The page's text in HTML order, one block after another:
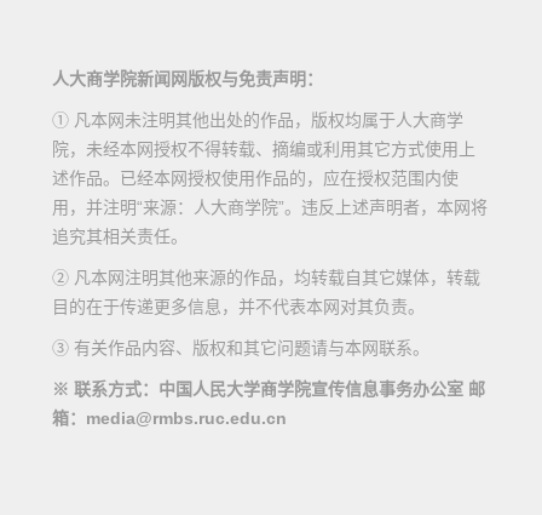
人大商学院新闻网版权与免责声明：
① 凡本网未注明其他出处的作品，版权均属于人大商学
院，未经本网授权不得转载、摘编或利用其它方式使用上
述作品。已经本网授权使用作品的，应在授权范围内使
用，并注明“来源：人大商学院”。违反上述声明者，本网将
追究其相关责任。
② 凡本网注明其他来源的作品，均转载自其它媒体，转载
目的在于传递更多信息，并不代表本网对其负责。
③ 有关作品内容、版权和其它问题请与本网联系。
※ 联系方式：中国人民大学商学院宣传信息事务办公室 邮
箱：media@rmbs.ruc.edu.cn